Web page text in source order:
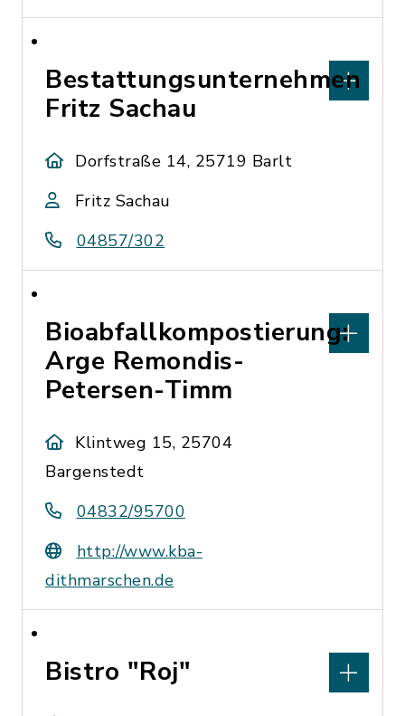
Bestattungsunternehmen
Fritz Sachau
Dorfstraße 14, 25719 Barlt
Fritz Sachau
04857/302
Bioabfallkompostierung:
Arge Remondis-
Petersen-Timm
Klintweg 15, 25704
Bargenstedt
04832/95700
http://www.kba-
dithmarschen.de
Bistro "Roj"